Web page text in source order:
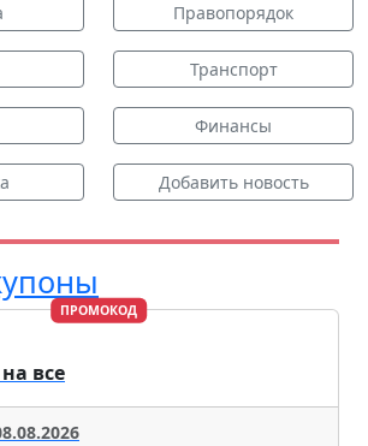
Правопорядок
Транспорт
Финансы
Добавить новость
ПРОМОКОД
все